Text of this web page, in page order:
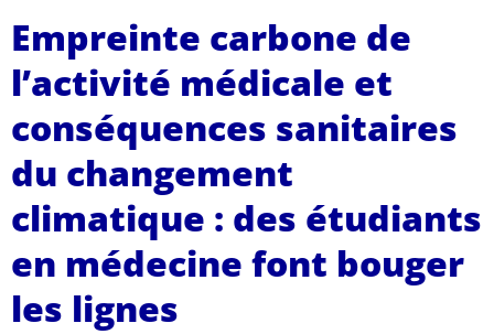
Empreinte carbone de
l’activité médicale et
conséquences sanitaires
du changement
climatique : des étudiants
en médecine font bouger
les lignes